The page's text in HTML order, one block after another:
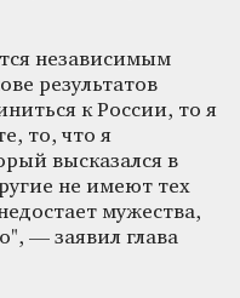
независимым
результатов
к России, то я
то, что я
высказался в
не имеют тех
мужества,
— заявил глава